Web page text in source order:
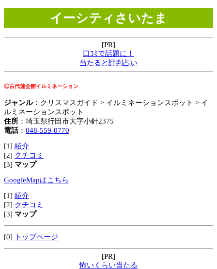
イーシティさいたま
[PR]
口ｺﾐで話題に！
当たると評判占い
◎古代蓮会館イルミネーション
ジャンル：クリスマスガイド > イルミネーションスポット > イ
ルミネーションスポット
住所 ：埼玉県行田市大字小針2375
電話： 048-559-0770
[1] 紹介
[2] クチコミ
[3] マップ
GoogleMapはこちら
[1] 紹介
[2] クチコミ
[3] マップ
[0] トップページ
[PR]
怖いくらい当たる